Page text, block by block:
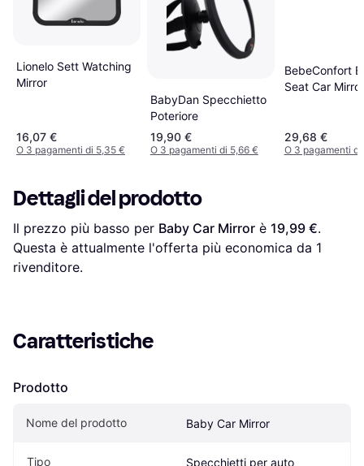
Lionelo Sett Watching
Mirror
16,07 €
O 3 pagamenti di 5,35 €
BabyDan Specchietto
Poteriore
19,90 €
O 3 pagamenti di 5,66 €
BebeConfort
Seat Car Mirror
29,68 €
O 3 pagamenti di
Dettagli del prodotto
Il prezzo più basso per Baby Car Mirror è 19,99 €.
Questa è attualmente l'offerta più economica da 1
rivenditore.
Caratteristiche
Prodotto
Nome del prodotto Baby Car Mirror
Tipo Specchietti per auto